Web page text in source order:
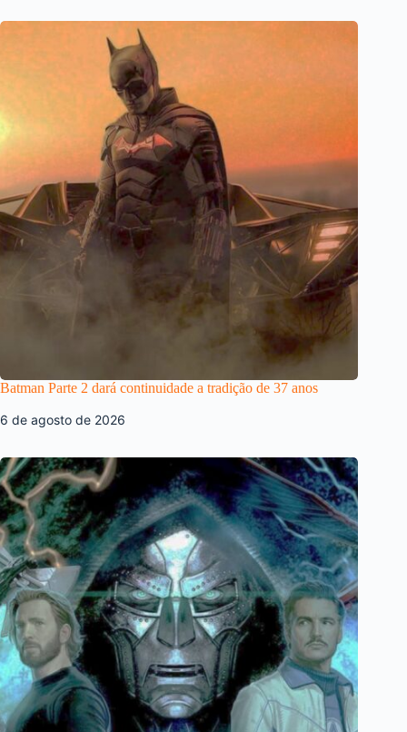
Batman Parte 2 dará continuidade a tradição de 37 anos
6 de agosto de 2026